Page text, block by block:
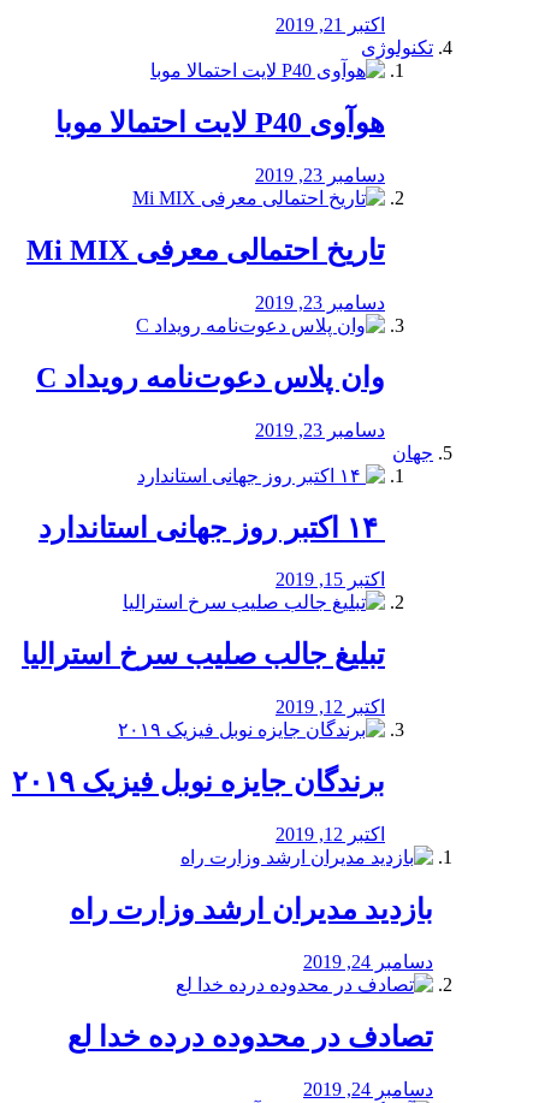
اکتبر 21, 2019
تکنولوژی
هوآوی P40 لایت احتمالا موبا
دسامبر 23, 2019
تاریخ احتمالی معرفی Mi MIX
دسامبر 23, 2019
وان پلاس دعوت‌نامه رویداد C
دسامبر 23, 2019
جهان
اکتبر 15, 2019
تبلیغ جالب صلیب سرخ استرالیا
اکتبر 12, 2019
برندگان جایزه نوبل فیزیک ۲۰۱۹
اکتبر 12, 2019
بازدید مدیران ارشد وزارت راه
دسامبر 24, 2019
تصادف در محدوده درده خدا لع
دسامبر 24, 2019